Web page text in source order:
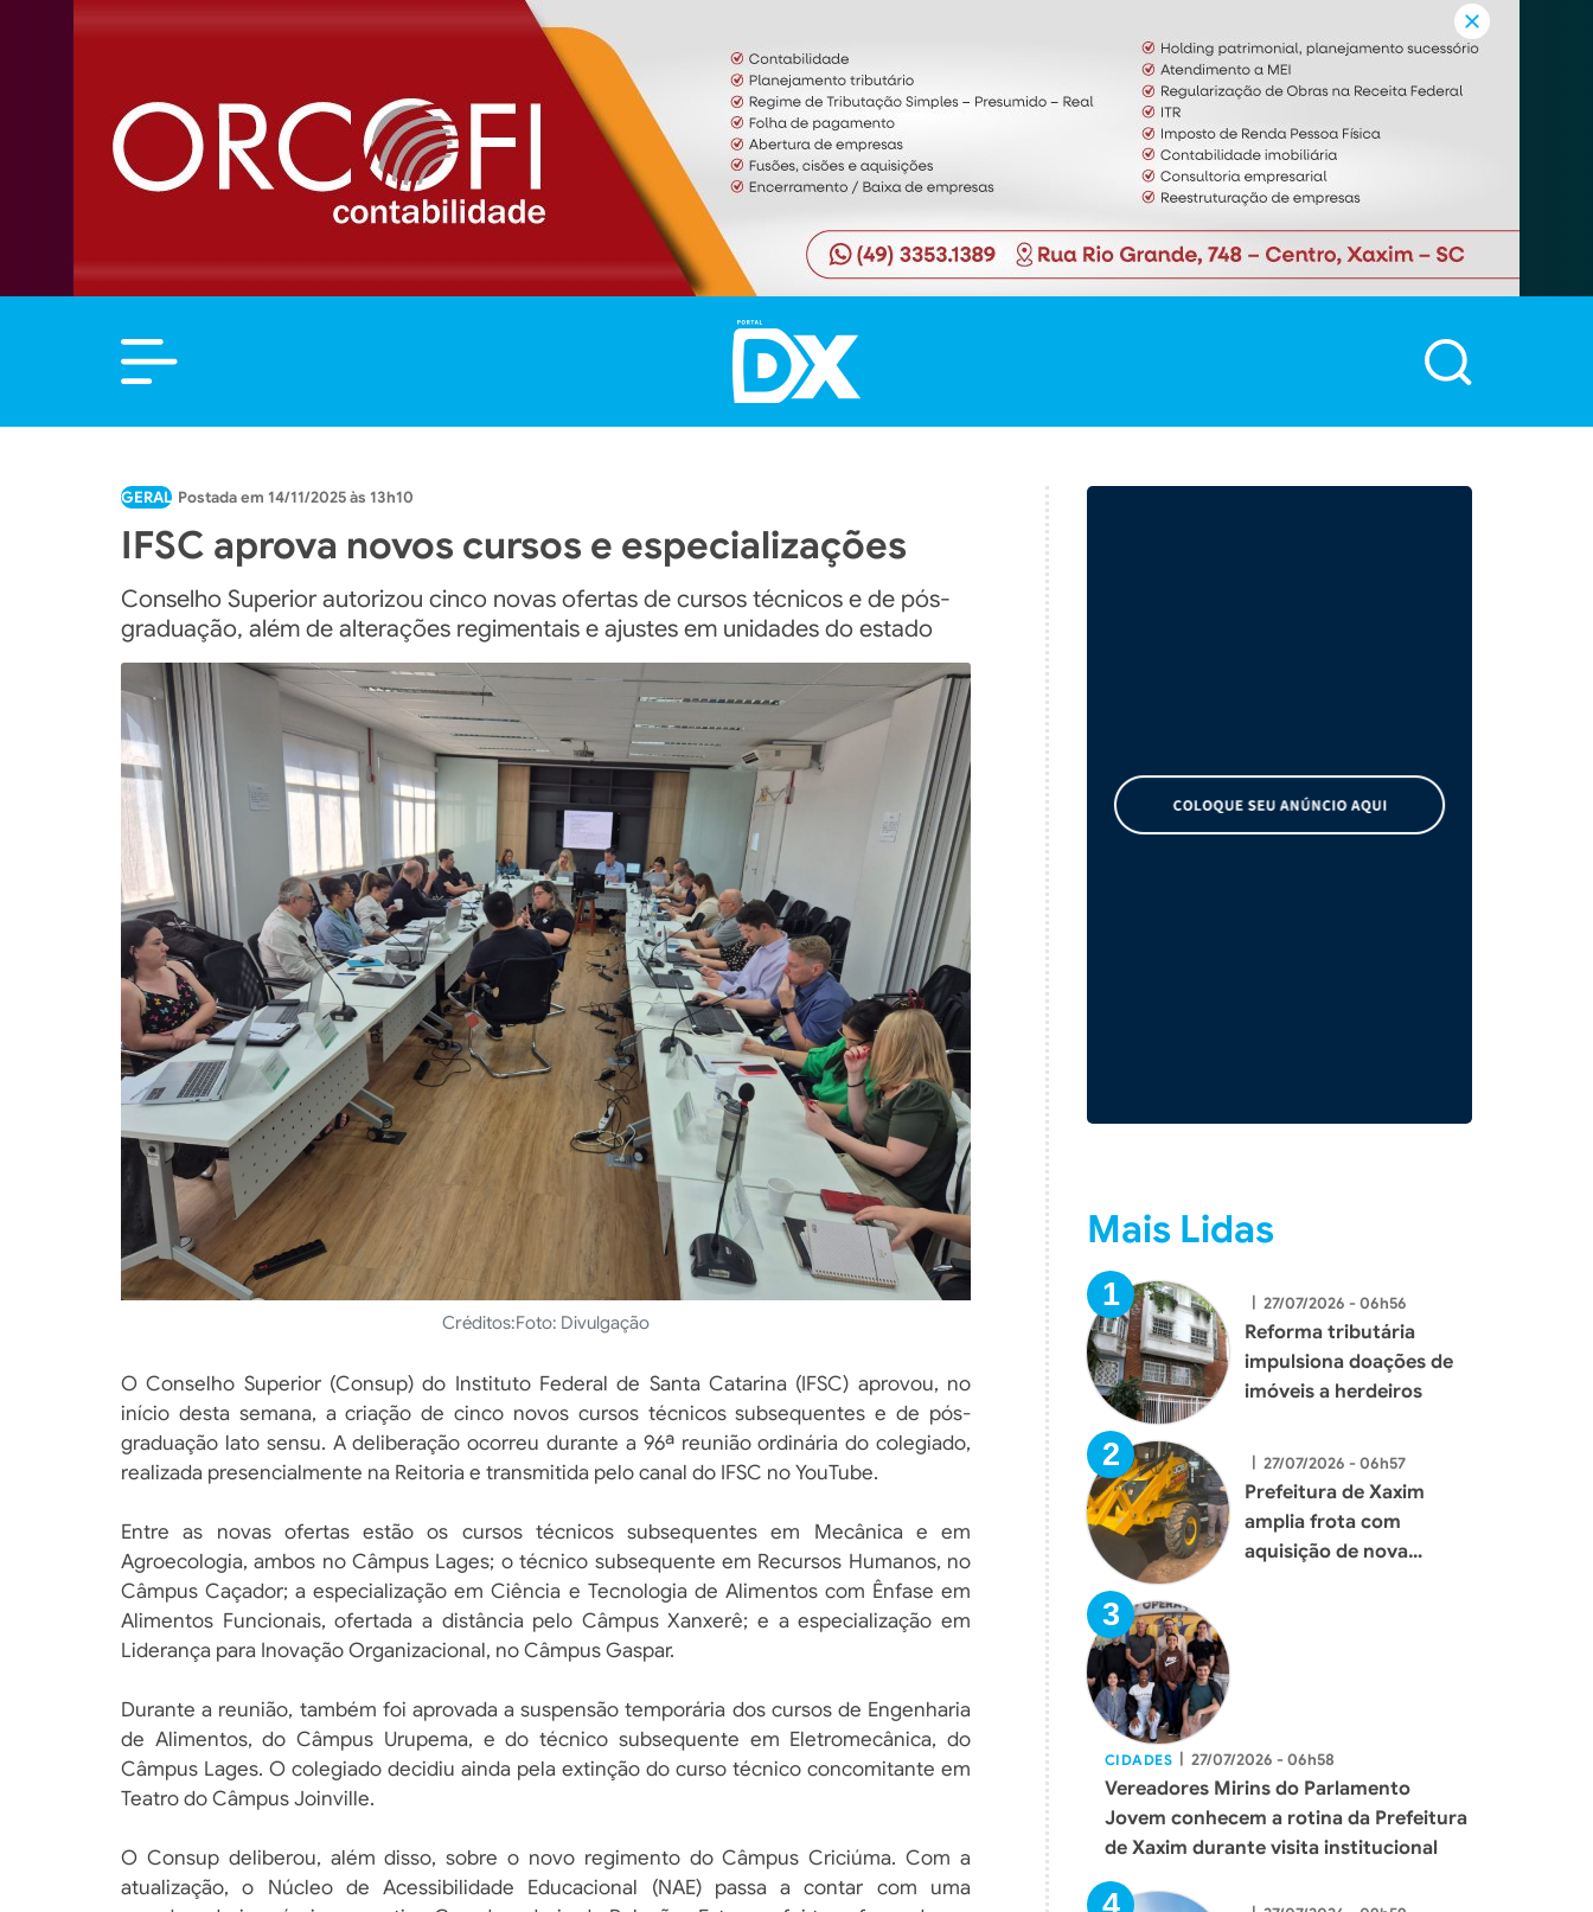
GERAL 14/11/2025 às 13h10
IFSC aprova novos cursos e especializações
Conselho Superior autorizou cinco novas ofertas de cursos técnicos e de pós-
graduação, além de alterações regimentais e ajustes em unidades do estado
Créditos:Foto: Divulgação
O Conselho Superior (Consup) do Instituto Federal de Santa Catarina (IFSC) aprovou, no
início desta semana, a criação de cinco novos cursos técnicos subsequentes e de pós-
graduação lato sensu. A deliberação ocorreu durante a 96ª reunião ordinária do colegiado,
realizada presencialmente na Reitoria e transmitida pelo canal do IFSC no YouTube.
Entre as novas ofertas estão os cursos técnicos subsequentes em Mecânica e em
Agroecologia, ambos no Câmpus Lages; o técnico subsequente em Recursos Humanos, no
Câmpus Caçador; a especialização em Ciência e Tecnologia de Alimentos com Ênfase em
Alimentos Funcionais, ofertada a distância pelo Câmpus Xanxerê; e a especialização em
Liderança para Inovação Organizacional, no Câmpus Gaspar.
Durante a reunião, também foi aprovada a suspensão temporária dos cursos de Engenharia
de Alimentos, do Câmpus Urupema, e do técnico subsequente em Eletromecânica, do
Câmpus Lages. O colegiado decidiu ainda pela extinção do curso técnico concomitante em
Teatro do Câmpus Joinville.
O Consup deliberou, além disso, sobre o novo regimento do Câmpus Criciúma. Com a
atualização, o Núcleo de Acessibilidade Educacional (NAE) passa a contar com uma
Mais Lidas
| 27/07/2026 - 06h56
Reforma tributária
impulsiona doações de
imóveis a herdeiros
| 27/07/2026 - 06h57
Prefeitura de Xaxim
amplia frota com
aquisição de nova
CIDADES | 27/07/2026 - 06h58
Vereadores Mirins do Parlamento
Jovem conhecem a rotina da Prefeitura
de Xaxim durante visita institucional